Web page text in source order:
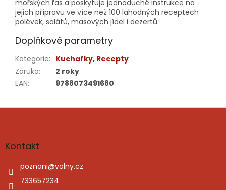
mořských řas a poskytuje jednoduché instrukce na
jejich přípravu ve více než 100 lahodných receptech
polévek, salátů, masových jídel i dezertů.
Doplňkové parametry
Kategorie: Kuchařky, Recepty
Záruka:
2 roky
EAN: 9788073491680
Z
aKontakt
poznani@volny.cz
733657234